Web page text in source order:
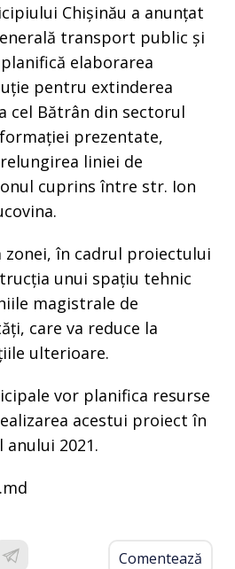
Chișinău a anunțat
transport public și
elaborarea
pentru extinderea
cel Bătrân din sectorul
prezentate,
liniei de
cuprins între str. Ion
zonei, în cadrul proiectului
unui spațiu tehnic
magistrale de
care va reduce la
ulterioare.
vor planifica resurse
acestui proiect în
2021.
Comentează